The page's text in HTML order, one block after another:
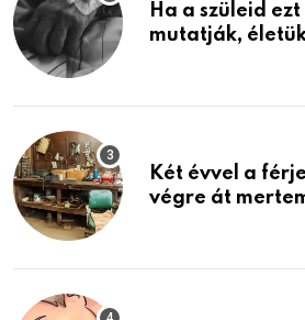
Ha a szüleid
mutatják,
Két évvel a
végre át
életemet